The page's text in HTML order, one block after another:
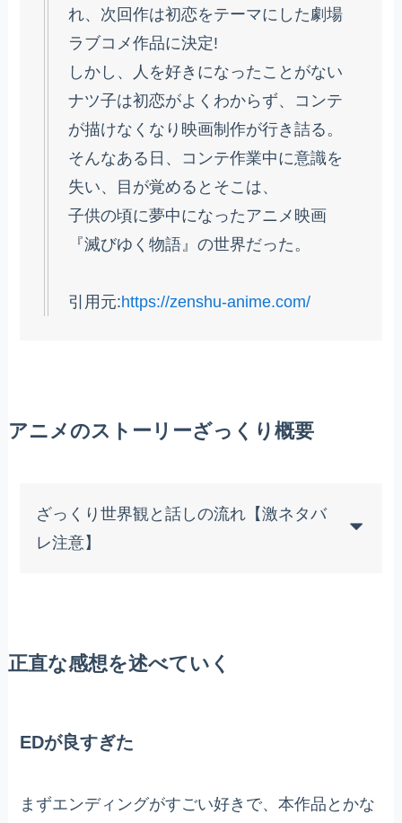
れ、次回作は初恋をテーマにした劇場
ラブコメ作品に決定!
しかし、人を好きになったことがない
ナツ子は初恋がよくわからず、コンテ
が描けなくなり映画制作が行き詰る。
そんなある日、コンテ作業中に意識を
失い、目が覚めるとそこは、
子供の頃に夢中になったアニメ映画
『滅びゆく物語』の世界だった。
引用元:https://zenshu-anime.com/
アニメのストーリーざっくり概要
ざっくり世界観と話しの流れ【激ネタバ
レ注意】
正直な感想を述べていく
EDが良すぎた
まずエンディングがすごい好きで、本作品とかな